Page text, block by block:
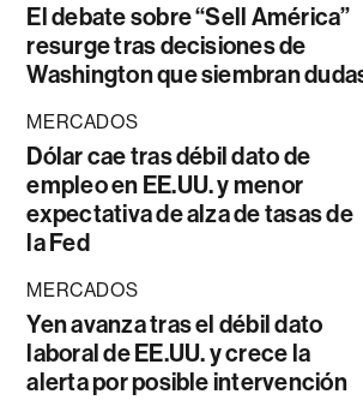
El debate sobre “Sell América”
resurge tras decisiones de
Washington que siembran
MERCADOS
Dólar cae tras débil dato de
empleo en EE.UU. y menor
expectativa de alza de tasas de
la Fed
MERCADOS
Yen avanza tras el débil dato
laboral de EE.UU. y crece la
alerta por posible intervención